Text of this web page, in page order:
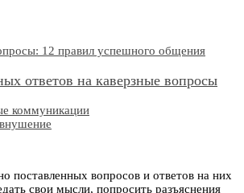
ответов на каверзные вопросы
коммуникации
поставленных вопросов и ответов на них
свои мысли, попросить разъяснения